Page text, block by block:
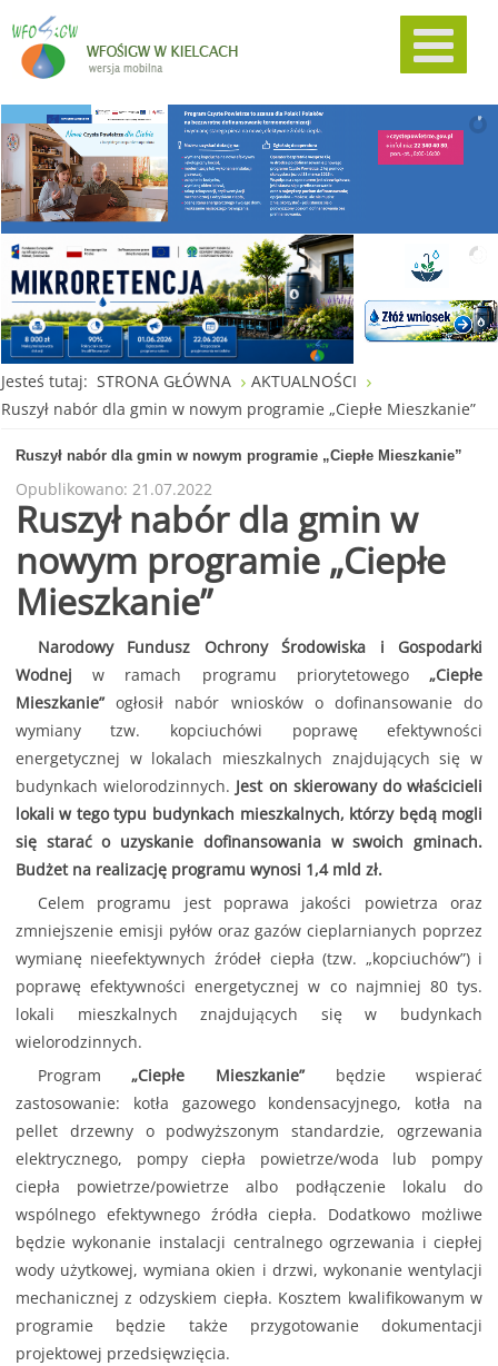
Jesteś tutaj: STRONA GŁÓWNA
AKTUALNOŚCI
Ruszył nabór dla gmin w nowym programie „Ciepłe Mieszkanie”
Ruszył nabór dla gmin w nowym programie „Ciepłe Mieszkanie”
Opublikowano: 21.07.2022
Ruszył nabór dla gmin w
nowym programie „Ciepłe
Mieszkanie”
Narodowy Fundusz Ochrony Środowiska i Gospodarki
Wodnej w ramach programu priorytetowego„Ciepłe
Mieszkanie”ogłosił nabór wniosków o dofinansowanie do
wymiany tzw. kopciuchówi poprawę efektywności
energetycznej w lokalach mieszkalnych znajdujących się w
budynkach wielorodzinnych. Jest on skierowany do właścicieli
lokali w tego typu budynkach mieszkalnych, którzy będą mogli
się starać o uzyskanie dofinansowania w swoich gminach.
Budżet na realizację programu wynosi 1,4 mld zł.
Celem programu jest poprawa jakości powietrza oraz
zmniejszenie emisji pyłów oraz gazów cieplarnianych poprzez
wymianę nieefektywnych źródeł ciepła (tzw. „kopciuchów”) i
poprawę efektywności energetycznej w co najmniej 80 tys.
lokali mieszkalnych znajdujących się w budynkach
wielorodzinnych.
Program„Ciepłe Mieszkanie” będzie wspierać
zastosowanie: kotła gazowego kondensacyjnego, kotła na
pellet drzewny o podwyższonym standardzie, ogrzewania
elektrycznego, pompy ciepła powietrze/woda lub pompy
ciepła powietrze/powietrze albo podłączenie lokalu do
wspólnego efektywnego źródła ciepła. Dodatkowo możliwe
będzie wykonanie instalacji centralnego ogrzewania i ciepłej
wody użytkowej, wymiana okien i drzwi, wykonanie wentylacji
mechanicznej z odzyskiem ciepła. Kosztem kwalifikowanym w
programie będzie także przygotowanie dokumentacji
projektowej przedsięwzięcia.